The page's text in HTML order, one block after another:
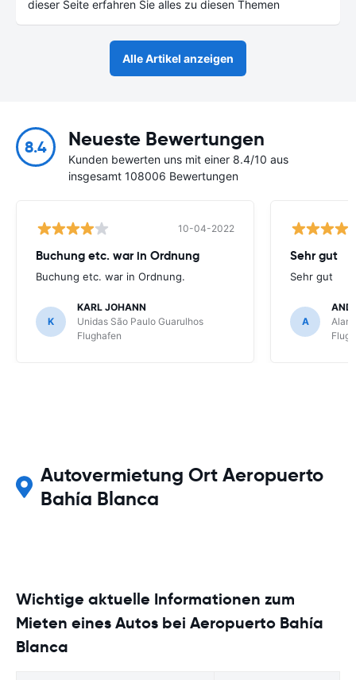
dieser Seite erfahren Sie alles zu diesen Themen
Alle Artikel anzeigen
8.4 Neueste Bewertungen
Kunden bewerten uns mit einer 8.4/10 aus
insgesamt 108006 Bewertungen
10-04-2022
Buchung etc. war in Ordnung
Buchung etc. war in Ordnung.
K
KARL JOHANN
Unidas São Paulo Guarulhos
Flughafen
Sehr gut
Sehr gut
A
Autovermietung Ort Aeropuerto
Bahía Blanca
Wichtige aktuelle Informationen zum
Mieten eines Autos bei Aeropuerto Bahía
Blanca